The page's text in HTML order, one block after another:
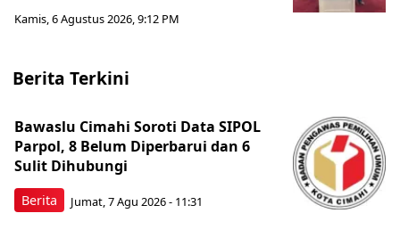
Kamis, 6 Agustus 2026, 9:12 PM
Berita Terkini
Berita
Bawaslu Cimahi Soroti Data SIPOL
Parpol, 8 Belum Diperbarui dan 6
Sulit Dihubungi
Jumat, 7 Agu 2026 - 11:31